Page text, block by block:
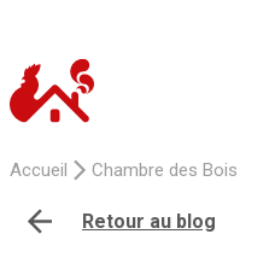
Accueil Chambre des Bois
Retour au blog